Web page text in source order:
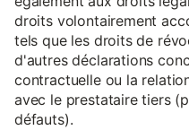
droits volontairement
tels que les droits de
d'autres déclarations
contractuelle ou la
avec le prestataire tiers
défauts).